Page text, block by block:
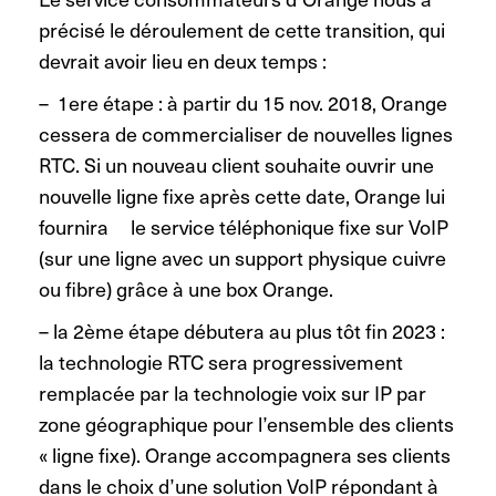
précisé le déroulement de cette transition, qui
devrait avoir lieu en deux temps :
– 1ere étape : à partir du 15 nov. 2018, Orange
cessera de commercialiser de nouvelles lignes
RTC. Si un nouveau client souhaite ouvrir une
nouvelle ligne fixe après cette date, Orange lui
fournira le service téléphonique fixe sur VoIP
(sur une ligne avec un support physique cuivre
ou fibre) grâce à une box Orange.
– la 2ème étape débutera au plus tôt fin 2023 :
la technologie RTC sera progressivement
remplacée par la technologie voix sur IP par
zone géographique pour l’ensemble des clients
« ligne fixe). Orange accompagnera ses clients
dans le choix d’une solution VoIP répondant à